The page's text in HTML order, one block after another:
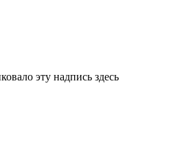
эту надпись здесь